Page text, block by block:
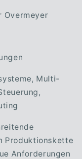
Overmeyer
Multi-
Produktionskette
Anforderungen